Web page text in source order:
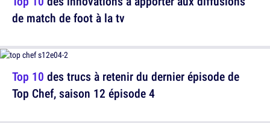
de match de foot à la tv
Top 10 des trucs à retenir du dernier épisode de
Top Chef, saison 12 épisode 4